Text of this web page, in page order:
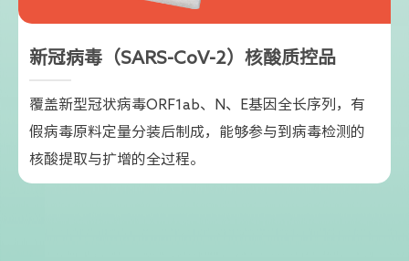
新冠病毒（SARS-CoV-2）核酸质控品
覆盖新型冠状病毒ORF1ab、N、E基因全长序列，有
假病毒原料定量分装后制成，能够参与到病毒检测的
核酸提取与扩增的全过程。